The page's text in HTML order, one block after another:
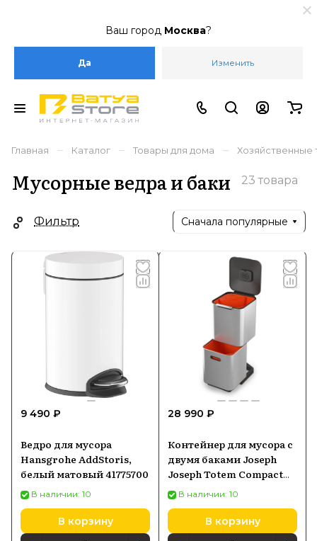
Ваш город Москва?
Да Изменить
Главная – Каталог – Товары для дома – Хозяйственные
Мусорные ведра и баки 23 товара
Фильтр Сначала популярные
9 490 ₽
Ведро для мусора
Hansgrohe AddStoris,
белый матовый 41775700
В наличии: 10
В корзину
28 990 ₽
Контейнер для мусора с
двумя баками Joseph
Joseph Totem Compact
40 лВ наличии: 10
В корзину